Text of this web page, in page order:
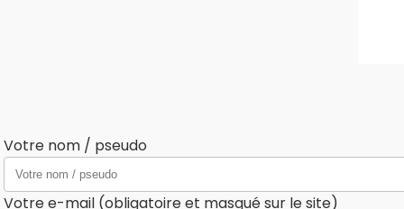
Votre nom / pseudo
Votre e-mail (obligatoire et masqué sur le site)